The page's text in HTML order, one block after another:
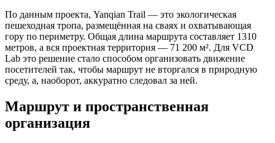
По данным проекта, Yanqian Trail — это экологическая
пешеходная тропа, размещённая на сваях и охватывающая
гору по периметру. Общая длина маршрута составляет 1310
метров, а вся проектная территория — 71 200 м². Для VCD
Lab это решение стало способом организовать движение
посетителей так, чтобы маршрут не вторгался в природную
среду, а, наоборот, аккуратно следовал за ней.
Маршрут и пространственная
организация